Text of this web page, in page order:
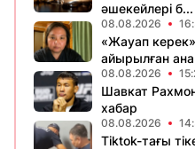
әшекейлері б...
08.08.2026
«Жауап
айырылған
08.08.2026
Шавкат
хабар
08.08.2026
Tiktok-тағы